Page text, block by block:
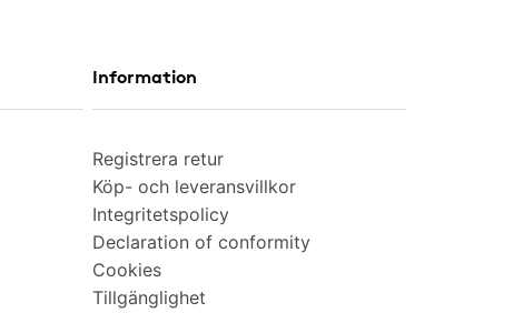
Information
Registrera retur
Köp- och leveransvillkor
Integritetspolicy
Declaration of conformity
Cookies
Tillgänglighet